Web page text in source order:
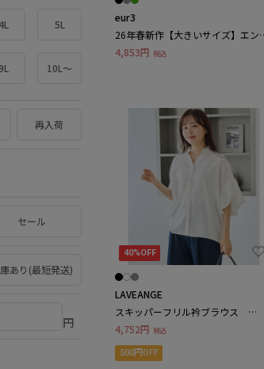
4L 5L
9L 10L～
再入荷
セール
あり(最短発送)
円
シャツ・ブラウス
トレーナー・スウェット
アンサンブル
パンツ
123
123
ベルーナ(BELLUNA) / ベル
AL DI LA / アル・ディ・ラ
Alotta / アロッタ
A HAPPY MARILYN / ハ
eur3
26年春新作【大きいサイズ】エン
スドットブラウス
4,853円 税込
40%OFF
LAVEANGE
スキッパーフリル衿ブラウス
LL/3L/4L/5L オフィスカジュア
ラビアンジェ
4,752円 税込
500円OFF